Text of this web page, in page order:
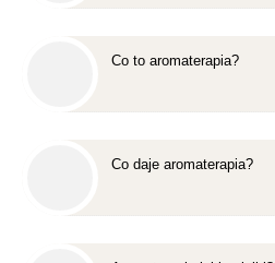
Co to aromaterapia?
Co daje aromaterapia?